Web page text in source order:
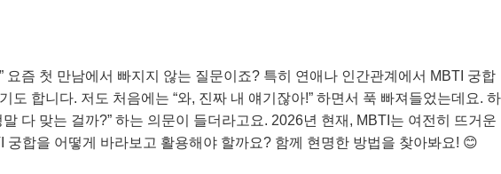
요즘 첫 만남에서 빠지지 않는 질문이죠? 특히 연애나 인간관계에서 MBTI 궁합
도 합니다. 저도 처음에는 “와, 진짜 내 얘기잖아!” 하면서 푹 빠져들었는데요. 하
다 맞는 걸까?” 하는 의문이 들더라고요. 2026년 현재, MBTI는 여전히 뜨거운
궁합을 어떻게 바라보고 활용해야 할까요? 함께 현명한 방법을 찾아봐요! 😊